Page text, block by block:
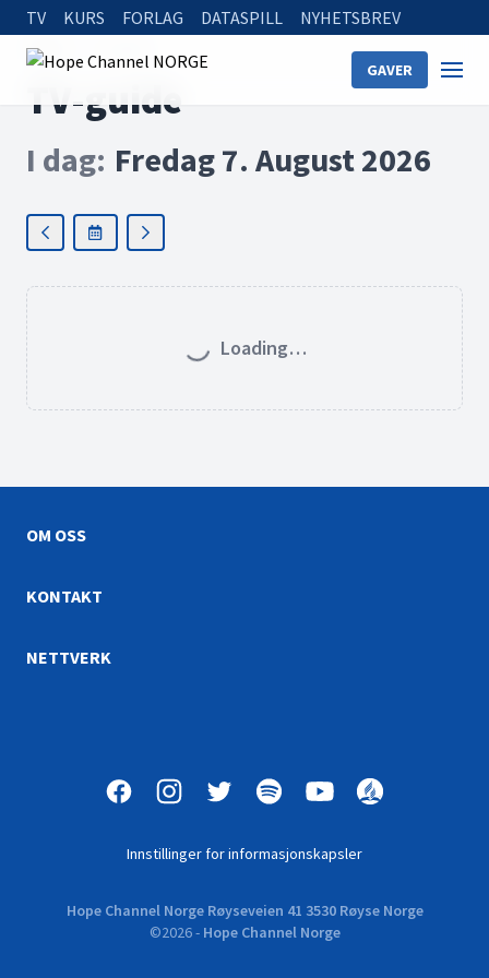
TV KURS FORLAG DATASPILL NYHETSBREV
GAVER
Home
TV-guide
I dag: Fredag 7. August 2026
Loading…
OM OSS
KONTAKT
NETTVERK
Innstillinger for informasjonskapsler
Hope Channel Norge Røyseveien 41 3530 Røyse Norge
©2026- Hope Channel Norge